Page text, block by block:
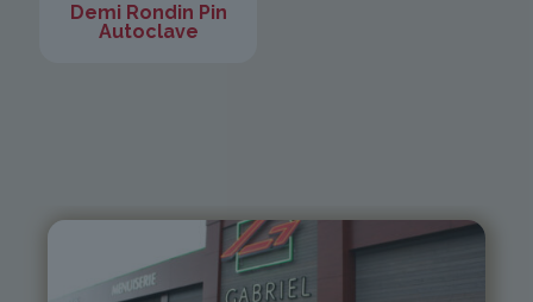
Demi Rondin Pin
Autoclave